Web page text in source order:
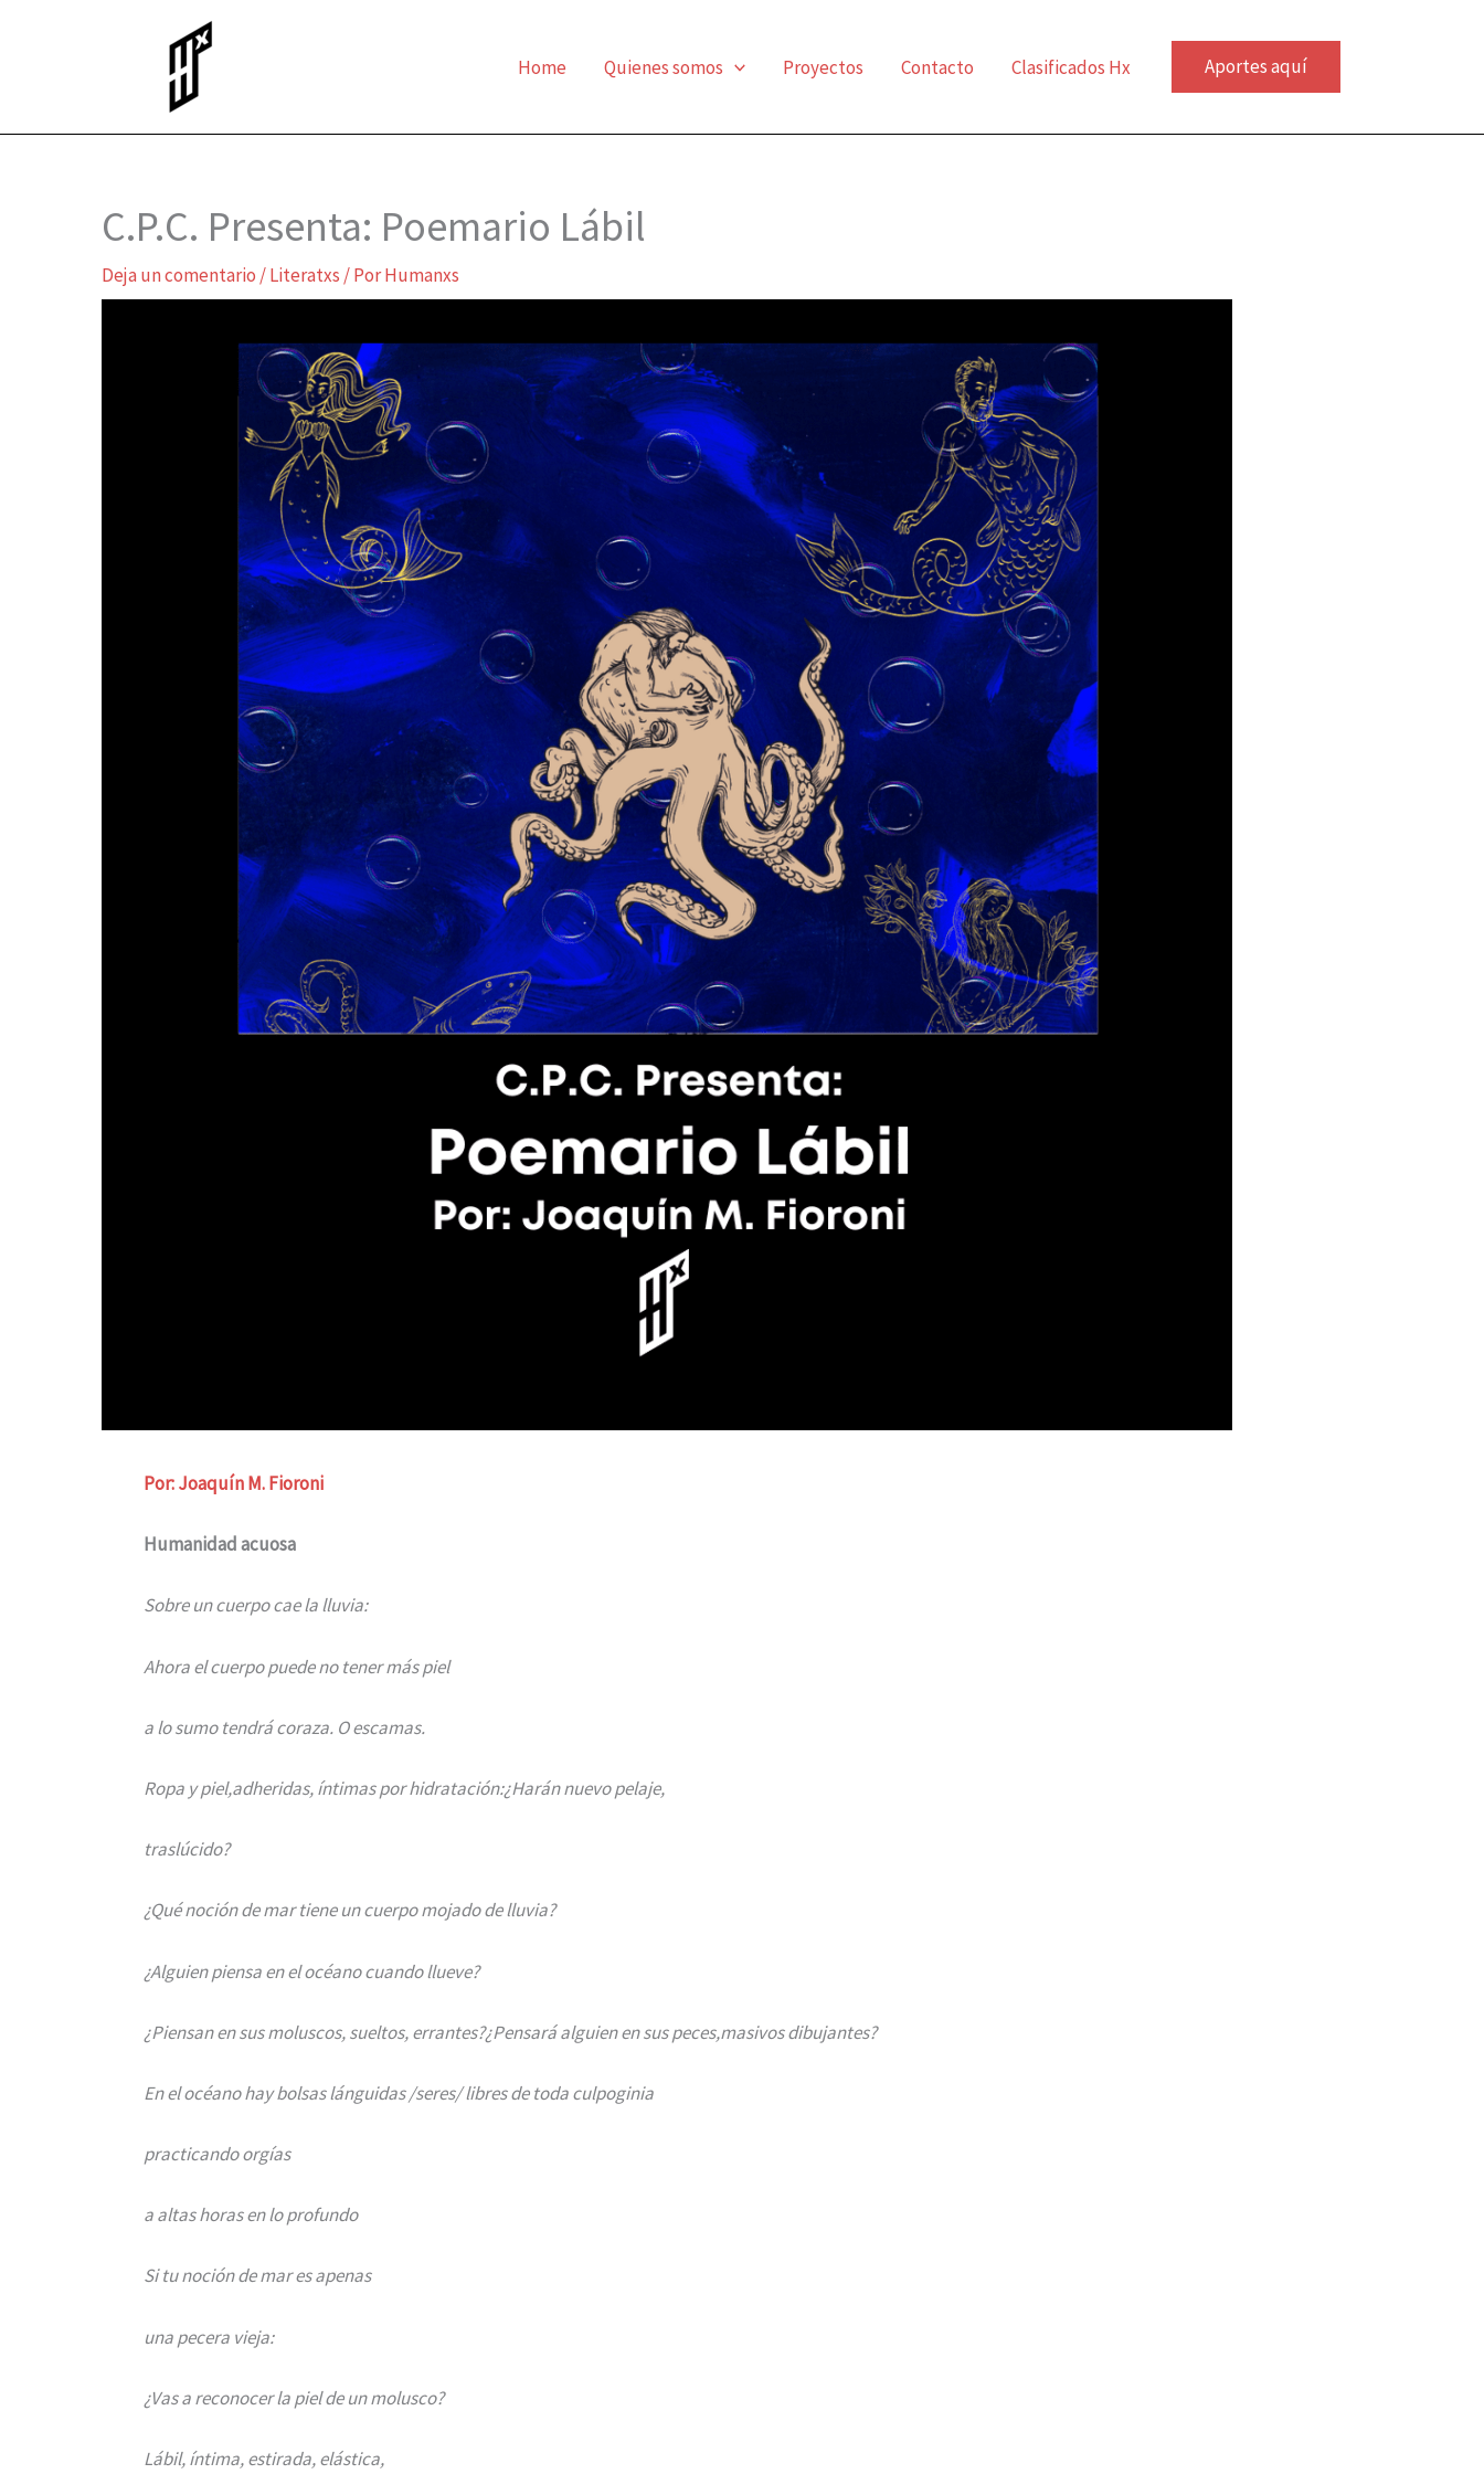
Home Quienes somos Proyectos Contacto Clasificados Hx Aportes aquí
C.P.C. Presenta: Poemario Lábil
Deja un comentario /Literatxs / PorHumanxs
Por: Joaquín M. Fioroni
Humanidad acuosa
Sobre un cuerpo cae la lluvia:
Ahora el cuerpo puede no tener más piel
a lo sumo tendrá coraza. O escamas.
Ropa y piel,adheridas, íntimas por hidratación:¿Harán nuevo pelaje,
traslúcido?
¿Qué noción de mar tiene un cuerpo mojado de lluvia?
¿Alguien piensa en el océano cuando llueve?
¿Piensan en sus moluscos, sueltos, errantes?¿Pensará alguien en sus peces,masivos dibujantes?
En el océano hay bolsas lánguidas /seres/ libres de toda culpoginia
practicando orgías
a altas horas en lo profundo
Si tu noción de mar es apenas
una pecera vieja:
¿Vas a reconocer la piel de un molusco?
Lábil, íntima, estirada, elástica,